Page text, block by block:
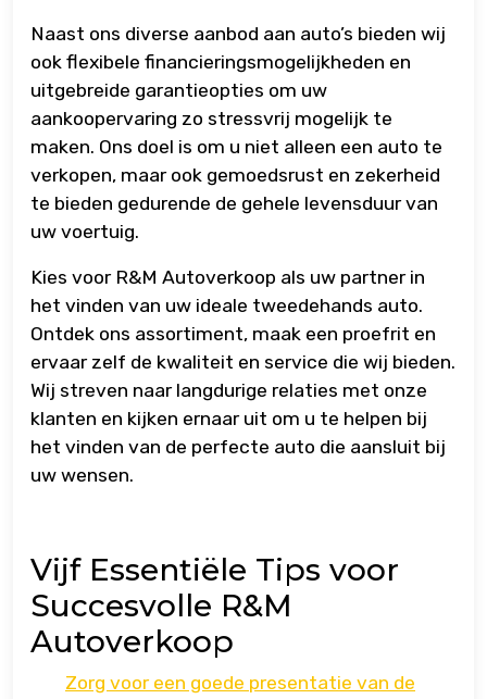
Naast ons diverse aanbod aan auto’s bieden wij
ook flexibele financieringsmogelijkheden en
uitgebreide garantieopties om uw
aankoopervaring zo stressvrij mogelijk te
maken. Ons doel is om u niet alleen een auto te
verkopen, maar ook gemoedsrust en zekerheid
te bieden gedurende de gehele levensduur van
uw voertuig.
Kies voor R&M Autoverkoop als uw partner in
het vinden van uw ideale tweedehands auto.
Ontdek ons assortiment, maak een proefrit en
ervaar zelf de kwaliteit en service die wij bieden.
Wij streven naar langdurige relaties met onze
klanten en kijken ernaar uit om u te helpen bij
het vinden van de perfecte auto die aansluit bij
uw wensen.
Vijf Essentiële Tips voor
Succesvolle R&M
Autoverkoop
Zorg voor een goede presentatie van de